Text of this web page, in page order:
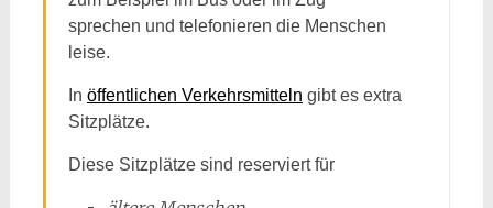
sprechen und telefonieren die Menschen
leise.
In öffentlichen Verkehrsmitteln gibt es extra
Sitzplätze.
Diese Sitzplätze sind reserviert für